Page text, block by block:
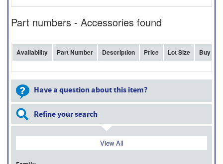
Part numbers - Accessories found
Availability Part Number Description Price Lot Size Buy
Have a question about this item?
Refine your search
View All